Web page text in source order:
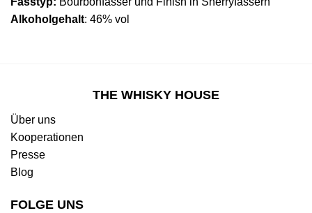
Alkoholgehalt: 46% vol
THE WHISKY HOUSE
Über uns
Kooperationen
Presse
Blog
FOLGE UNS